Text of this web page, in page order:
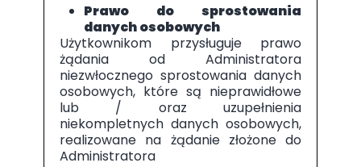
Prawo do sprostowania
danych osobowych
Użytkownikom przysługuje prawo
żądania od Administratora
niezwłocznego sprostowania danych
osobowych, które są nieprawidłowe
lub / oraz uzupełnienia
niekompletnych danych osobowych,
realizowane na żądanie złożone do
Administratora